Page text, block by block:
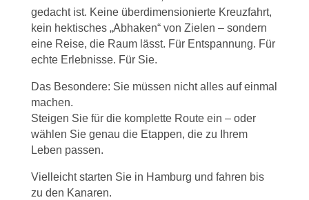
gedacht ist. Keine überdimensionierte Kreuzfahrt,
kein hektisches „Abhaken“ von Zielen – sondern
eine Reise, die Raum lässt. Für Entspannung. Für
echte Erlebnisse. Für Sie.
Das Besondere: Sie müssen nicht alles auf einmal
machen.
Steigen Sie für die komplette Route ein – oder
wählen Sie genau die Etappen, die zu Ihrem
Leben passen.
Vielleicht starten Sie in Hamburg und fahren bis
zu den Kanaren.